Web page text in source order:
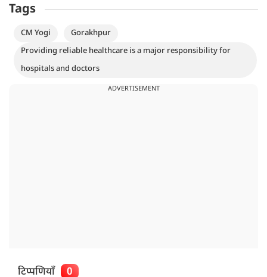
Tags
CM Yogi
Gorakhpur
Providing reliable healthcare is a major responsibility for
hospitals and doctors
ADVERTISEMENT
टिप्पणियाँ 0